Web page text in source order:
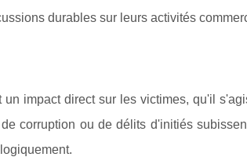
durables sur leurs activités
impact direct sur les victimes, qu'il
corruption ou de délits d'initiés